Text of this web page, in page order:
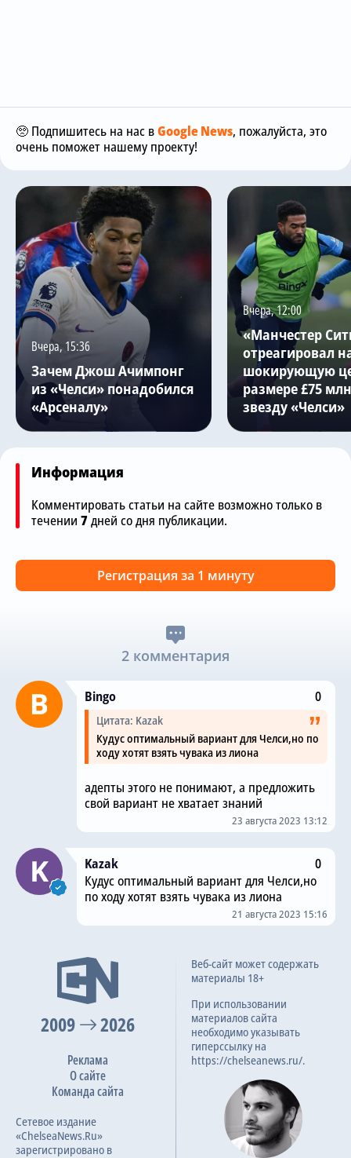
🥺 Подпишитесь на нас вGoogle News, пожалуйста, это
очень поможет нашему проекту!
Вчера, 15:36
Зачем Джош Ачимпонг
из «Челси» понадобился
«Арсеналу»
Вчера, 12:00
«Манчестер
отреагировал
шокирующую
размере £75
звезду «Челси»
Информация
Комментировать статьи на сайте возможно только в
течении 7дней со дня публикации.
Регистрация за 1 минуту
2 комментария
Bingo 0
Цитата: Kazak
Кудус оптимальный вариант для Челси,но по
ходу хотят взять чувака из лиона
адепты этого не понимают, а предложить
свой вариант не хватает знаний
23 августа 2023 13:12
Kazak
0
Кудус оптимальный вариант для Челси,но
по ходу хотят взять чувака из лиона
21 августа 2023 15:16
2009 2026
Реклама
О сайте
Команда сайта
Сетевое издание
«ChelseaNews.Ru»
зарегистрировано в
Веб-сайт может содержать
материалы 18+
При использовании
материалов сайта
необходимо указывать
гиперссылку на
https://chelseanews.ru/.